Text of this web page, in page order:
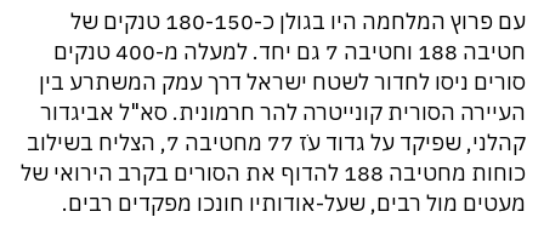
עם פרוץ המלחמה היו בגולן כ-180-150 טנקים של
חטיבה 188 וחטיבה 7 גם יחד. למעלה מ-400 טנקים
סורים ניסו לחדור לשטח ישראל דרך עמק המשתרע בין
העיירה הסורית קונייטרה להר חרמונית. סא"ל אביגדור
קהלני, שפיקד על גדוד עֹז 77 מחטיבה 7, הצליח בשילוב
כוחות מחטיבה 188 להדוף את הסורים בקרב הירואי של
מעטים מול רבים, שעל-אודותיו חונכו מפקדים רבים.